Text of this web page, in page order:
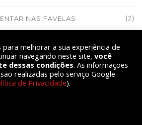
NAS FAVELAS (2)
(1)
para melhorar a sua experiência de
navegando neste site, você
dessas condições. As informações
realizadas pelo serviço Google
de Privacidade).